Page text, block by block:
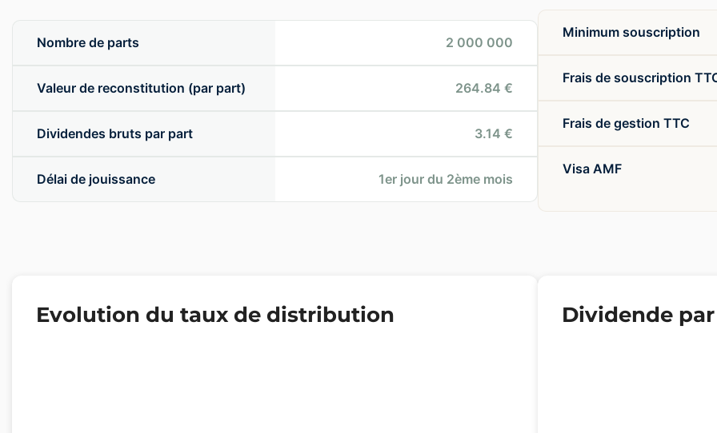
Nombre de parts 2 000 000
Valeur de reconstitution (par part) 264.84 €
Dividendes bruts par part 3.14 €
Délai de jouissance 1er jour du 2ème mois
Minimum souscription
Frais de souscription
Frais de gestion TTC
Visa AMF
Evolution du taux de distribution Dividende